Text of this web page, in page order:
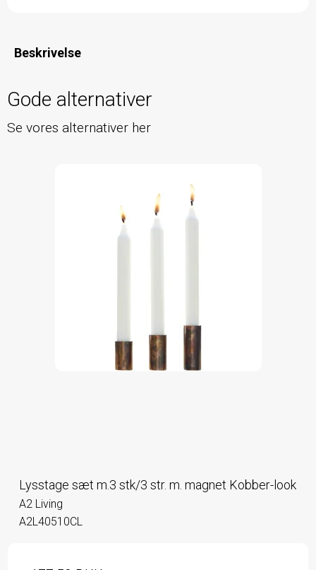
Beskrivelse
Gode alternativer
Se vores alternativer her
Lysstage sæt m.3 stk/3 str. m. magnet Kobber-look
A2 Living
A2L40510CL